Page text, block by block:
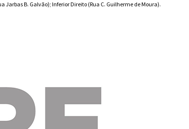
Jarbas B. Galvão); Inferior Direito (Rua C. Guilherme de Moura).